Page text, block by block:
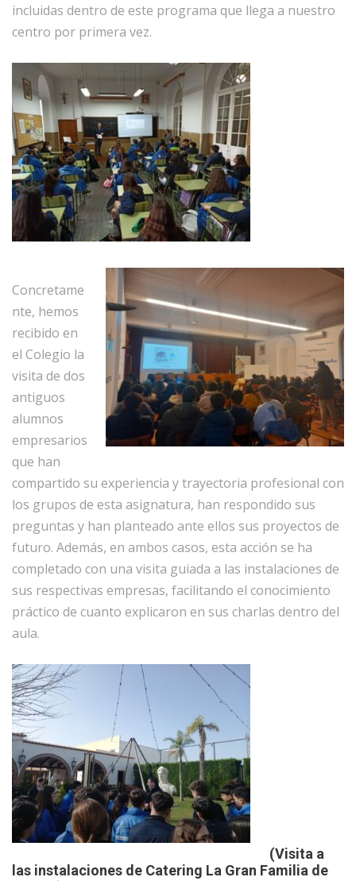
incluidas dentro de este programa que llega a nuestro
centro por primera vez.
Concretame
nte, hemos
recibido en
el Colegio la
visita de dos
antiguos
alumnos
empresarios
que han
compartido su experiencia y trayectoria profesional con
los grupos de esta asignatura, han respondido sus
preguntas y han planteado ante ellos sus proyectos de
futuro. Además, en ambos casos, esta acción se ha
completado con una visita guiada a las instalaciones de
sus respectivas empresas, facilitando el conocimiento
práctico de cuanto explicaron en sus charlas dentro del
aula.
(Visita a
las instalaciones de Catering La Gran Familia de